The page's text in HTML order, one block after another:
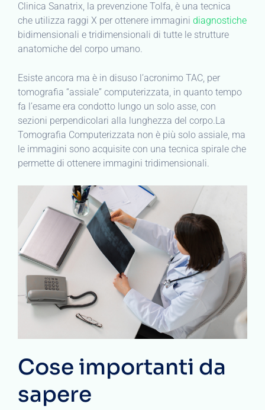
Clinica Sanatrix, la prevenzione Tolfa, è una tecnica
che utilizza raggi X per ottenere immagini diagnostiche
bidimensionali e tridimensionali di tutte le strutture
anatomiche del corpo umano.
Esiste ancora ma è in disuso l’acronimo TAC, per
tomografia “assiale” computerizzata, in quanto tempo
fa l’esame era condotto lungo un solo asse, con
sezioni perpendicolari alla lunghezza del corpo.La
Tomografia Computerizzata non è più solo assiale, ma
le immagini sono acquisite con una tecnica spirale che
permette di ottenere immagini tridimensionali.
Cose importanti da
sapere